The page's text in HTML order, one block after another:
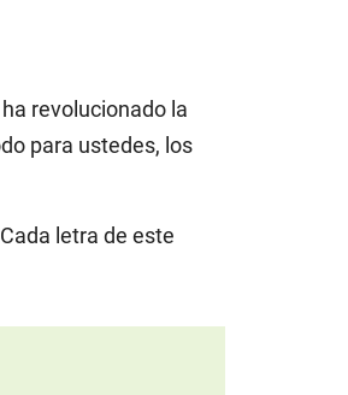
revolucionado la
para ustedes, los
letra de este